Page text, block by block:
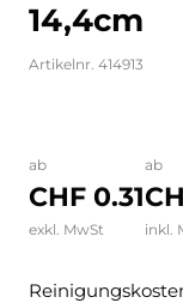
14,4cm
Artikelnr. 414913
ab
CHF 0.31
exkl. MwSt
ab
inkl.